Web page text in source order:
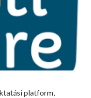
platform,